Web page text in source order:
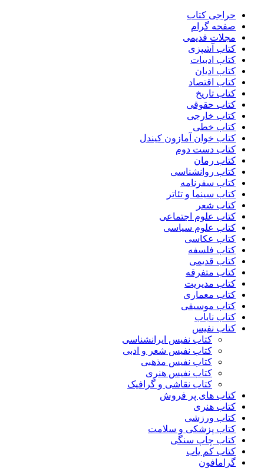
حراجی کتاب
صفحه گرام
مجلات قدیمی
کتاب آشپزی
کتاب ادبیات
کتاب ادیان
کتاب اقتصاد
کتاب تاریخ
کتاب حقوقی
کتاب خارجی
کتاب خطی
کتاب خوان آمازون کیندل
کتاب دست دوم
کتاب رمان
کتاب روانشناسی
کتاب سفرنامه
کتاب سینما و تئاتر
کتاب شعر
کتاب علوم اجتماعی
کتاب علوم سیاسی
کتاب عکاسی
کتاب فلسفه
کتاب قدیمی
کتاب متفرقه
کتاب مدیریت
کتاب معماری
کتاب موسیقی
کتاب نایاب
کتاب نفیس
کتاب نفیس ایرانشناسی
کتاب نفیس شعر و ادبی
کتاب نفیس مذهبی
کتاب نفیس هنری
کتاب نقاشی و گرافیک
کتاب های پر فروش
کتاب هنری
کتاب ورزشی
کتاب پزشکی و سلامت
کتاب چاپ سنگی
کتاب کم یاب
گرامافون